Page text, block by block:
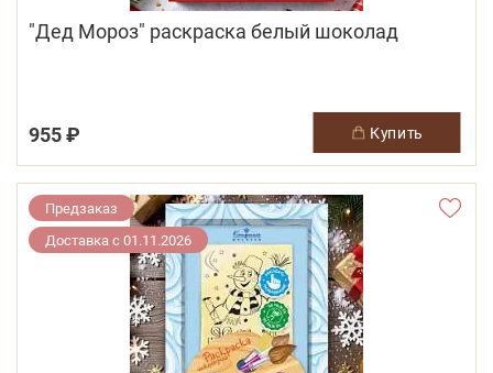
"Дед Мороз" раскраска белый шоколад
955 ₽ купить
Предзаказ
Доставка с 01.11.2026